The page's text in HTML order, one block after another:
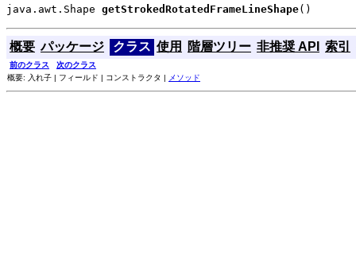
java.awt.Shape getStrokedRotatedFrameLineShape()
概要 パッケージ クラス 使用 階層ツリー 非推奨 API 索引
前のクラス
次のクラス
概要: 入れ子 | フィールド | コンストラクタ |
メソッド